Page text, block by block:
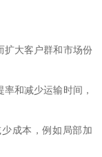
扩大客户群和市场份
和减少运输时间，
成本，例如局部加